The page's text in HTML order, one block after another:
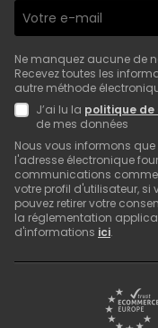
Ne manquez aucune de
Recevez toutes les
autre méthode
J’ai lu la politique
de mes données
Nous vous informons que
l'adresse électronique
communications
votre profil d'utilisateur, si
pouvez retirer votre
la réglementation
d'informations ici.